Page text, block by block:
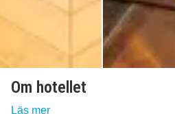
Om hotellet
Läs mer